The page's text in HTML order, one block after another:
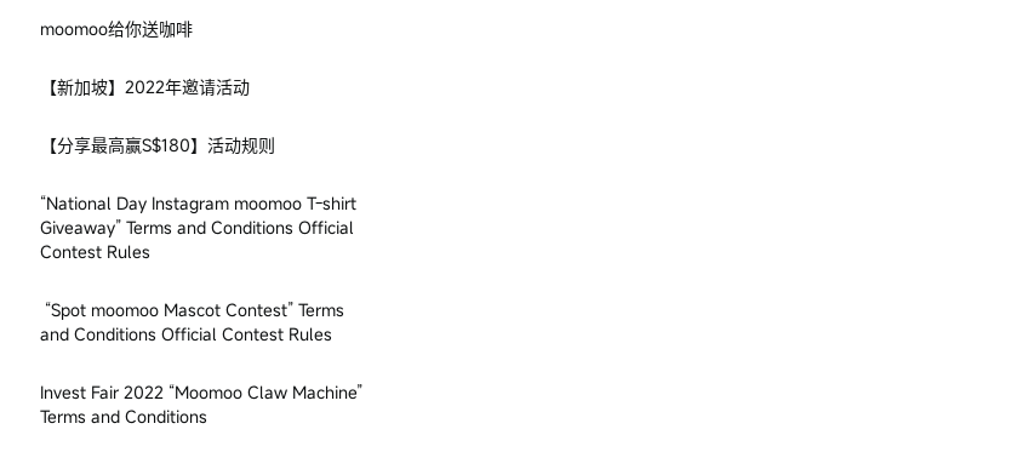
moomoo给你送咖啡
【新加坡】2022年邀请活动
【分享最高赢S$180】活动规则
“National Day Instagram moomoo T-shirt
Giveaway” Terms and Conditions Official
Contest Rules
“Spot moomoo Mascot Contest” Terms
and Conditions Official Contest Rules
Invest Fair 2022 “Moomoo Claw Machine”
Terms and Conditions